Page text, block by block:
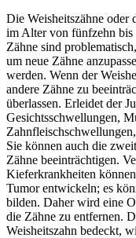
Die Weisheitszähne oder
im Alter von fünfzehn bis
Zähne sind
um neue Zähne
werden. Wenn der
andere Zähne zu
überlassen. Erleidet der
Gesichtsschwellungen,
Sie können auch die
Zähne beeinträchtigen.
Kieferkrankheiten
Tumor entwickeln; es
bilden. Daher wird eine
die Zähne zu entfernen.
Weisheitszahn bedeckt,